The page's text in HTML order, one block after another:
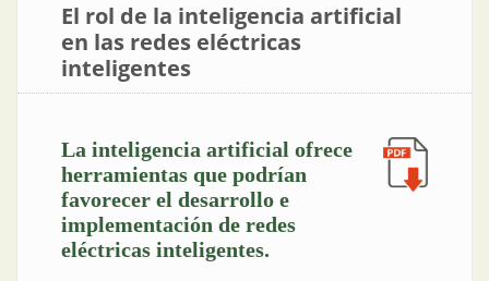
El rol de la inteligencia artificial
en las redes eléctricas
inteligentes
La inteligencia artificial ofrece
herramientas que podrían
favorecer el desarrollo e
implementación de redes
eléctricas inteligentes.